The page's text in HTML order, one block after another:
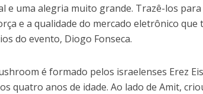
e uma alegria muito grande. Trazê-los
e a qualidade do mercado eletrônico que
do evento, Diogo Fonseca.
é formado pelos israelenses Erez
quatro anos de idade. Ao lado de Amit,